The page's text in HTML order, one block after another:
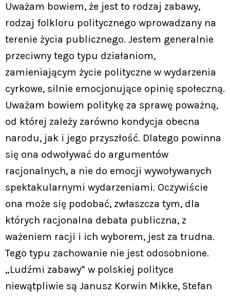
Uważam bowiem, że jest to rodzaj zabawy,
rodzaj folkloru politycznego wprowadzany na
terenie życia publicznego. Jestem generalnie
przeciwny tego typu działaniom,
zamieniającym życie polityczne w wydarzenia
cyrkowe, silnie emocjonujące opinię społeczną.
Uważam bowiem politykę za sprawę poważną,
od której zależy zarówno kondycja obecna
narodu, jak i jego przyszłość. Dlatego powinna
się ona odwoływać do argumentów
racjonalnych, a nie do emocji wywoływanych
spektakularnymi wydarzeniami. Oczywiście
ona może się podobać, zwłaszcza tym, dla
których racjonalna debata publiczna, z
ważeniem racji i ich wyborem, jest za trudna.
Tego typu zachowanie nie jest odosobnione.
„Ludźmi zabawy” w polskiej polityce
niewątpliwie są Janusz Korwin Mikke, Stefan